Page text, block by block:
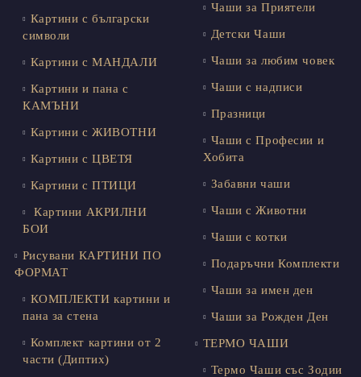
Картини с български
символи
Картини с МАНДАЛИ
Картини и пана с
КАМЪНИ
Картини с ЖИВОТНИ
Картини с ЦВЕТЯ
Картини с ПТИЦИ
Картини АКРИЛНИ
БОИ
Рисувани КАРТИНИ ПО
ФОРМАТ
КОМПЛЕКТИ картини и
пана за стена
Комплект картини от 2
части (Диптих)
Чаши за Приятели
Детски Чаши
Чаши за любим човек
Чаши с надписи
Празници
Чаши с Професии и
Хобита
Забавни чаши
Чаши с Животни
Чаши с котки
Подаръчни Комплекти
Чаши за имен ден
Чаши за Рожден Ден
ТЕРМО ЧАШИ
Термо Чаши със Зодии